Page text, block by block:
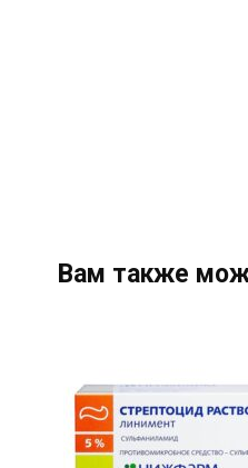
Вам также